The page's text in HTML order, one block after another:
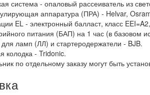
система - опаловый рассеиватель из
аппаратура (ПРА) - Helvar,
EL - электронный балласт, класс
питания (БАП) на 1 час (в базовом
ламп (ЛЛ) и стартеродержатели - BJB.
- Tridonic.
по отдельному заказу могут быть